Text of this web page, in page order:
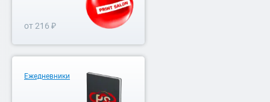
от 216 ₽
Ежедневники